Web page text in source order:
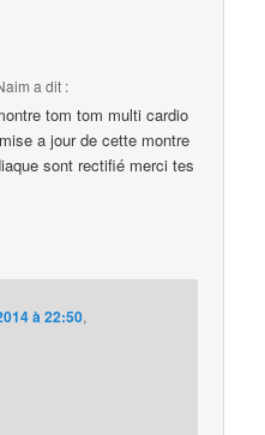
a dit :
tom tom multi cardio
a jour de cette montre
sont rectifié merci tes
à 22:50,